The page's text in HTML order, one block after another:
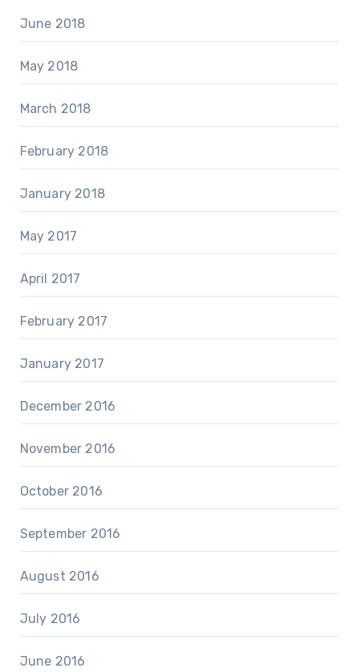
June 2018
May 2018
March 2018
February 2018
January 2018
May 2017
April 2017
February 2017
January 2017
December 2016
November 2016
October 2016
September 2016
August 2016
July 2016
June 2016